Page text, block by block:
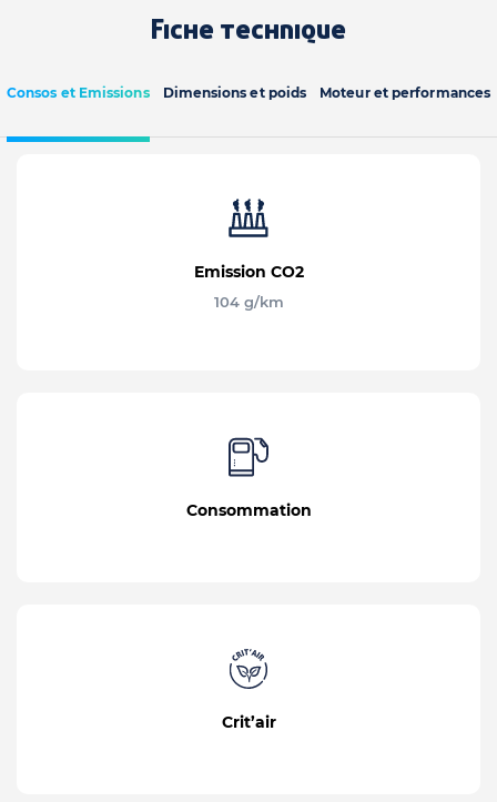
Fiche technique
Consos et Emissions Dimensions et poids Moteur et performances
Emission CO2
104 g/km
Consommation
Crit’air